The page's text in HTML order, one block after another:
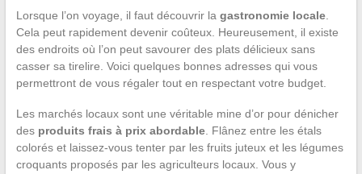
Lorsque l’on voyage, il faut découvrir la gastronomie locale.
Cela peut rapidement devenir coûteux. Heureusement, il existe
des endroits où l’on peut savourer des plats délicieux sans
casser sa tirelire. Voici quelques bonnes adresses qui vous
permettront de vous régaler tout en respectant votre budget.
Les marchés locaux sont une véritable mine d’or pour dénicher
des produits frais à prix abordable. Flânez entre les étals
colorés et laissez-vous tenter par les fruits juteux et les légumes
croquants proposés par les agriculteurs locaux. Vous y